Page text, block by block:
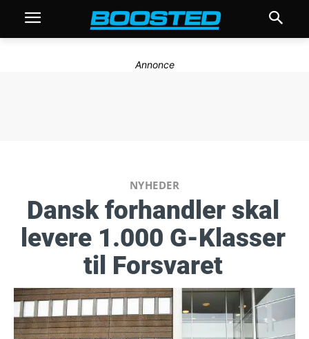
Annonce
NYHEDER
Dansk forhandler skal
levere 1.000 G-Klasser
til Forsvaret